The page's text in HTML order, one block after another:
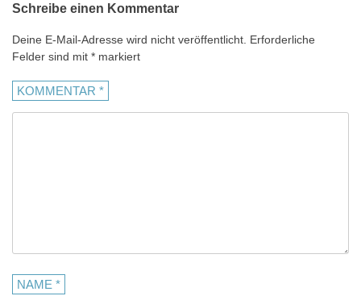
Schreibe einen Kommentar
Deine E-Mail-Adresse wird nicht veröffentlicht. Erforderliche
Felder sind mit * markiert
KOMMENTAR *
NAME *